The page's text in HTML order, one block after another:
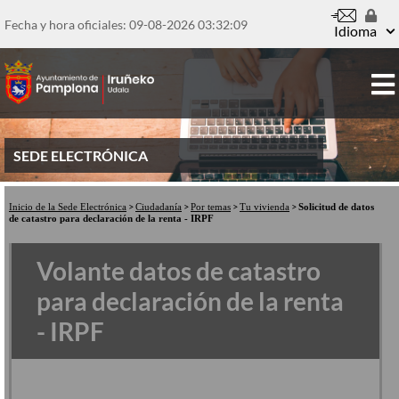
al
principal
Fecha y hora oficiales: 09-08-202603:32:10 Idioma
SEDE ELECTRÓNICA
Inicio de la Sede Electrónica Ciudadanía Por temas Tu vivienda
Solicitud de datos
de catastro para declaración de la renta - IRPF
Volante datos de catastro
para declaración de la renta
- IRPF